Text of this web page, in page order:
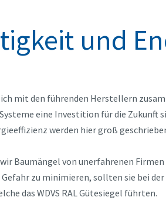
und
mit den führenden Herstellern
eine Investition für die Zukunft
werden hier groß
Baumängel von unerfahrenen
zu minimieren, sollten sie bei
das WDVS RAL Gütesiegel führten.